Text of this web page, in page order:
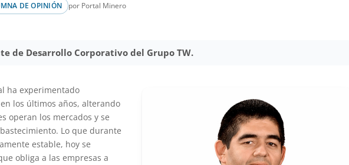
DE OPINIÓN por Portal Minero
de Desarrollo Corporativo del Grupo TW.
ha experimentado
los últimos años, alterando
operan los mercados y se
Lo que durante
estable, hoy se
obliga a las empresas a